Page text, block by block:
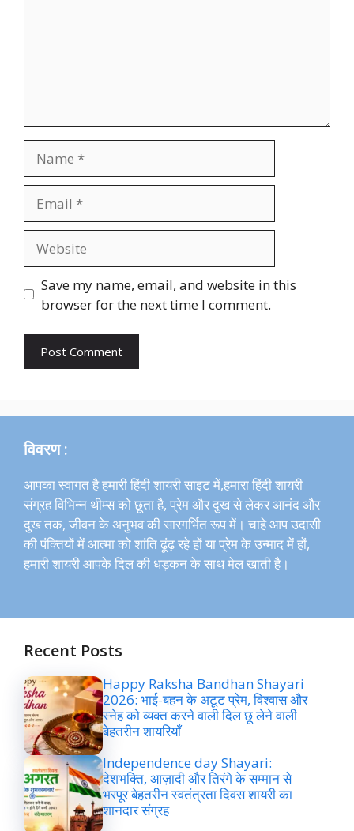
Save my name, email, and website in this
browser for the next time I comment.
विवरण :
आपका स्वागत है हमारी हिंदी शायरी साइट में,हमारा हिंदी शायरी
संग्रह विभिन्न थीम्स को छूता है, प्रेम और दुख से लेकर आनंद और
दुख तक, जीवन के अनुभव की सारगर्भित रूप में। चाहे आप उदासी
की पंक्तियों में आत्मा को शांति ढूंढ़ रहे हों या प्रेम के उन्माद में हों,
हमारी शायरी आपके दिल की धड़कन के साथ मेल खाती है।
Recent Posts
Happy Raksha Bandhan Shayari
2026: भाई-बहन के अटूट प्रेम, विश्वास और
स्नेह को व्यक्त करने वाली दिल छू लेने वाली
बेहतरीन शायरियाँ
Independence day Shayari:
देशभक्ति, आज़ादी और तिरंगे के सम्मान से
भरपूर बेहतरीन स्वतंत्रता दिवस शायरी का
शानदार संग्रह